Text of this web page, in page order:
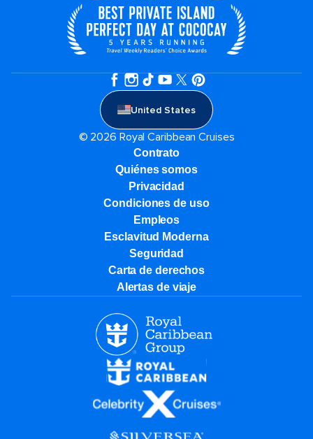
United States
© 2026 Royal Caribbean Cruises
Contrato
Quiénes somos
Privacidad
Condiciones de uso
Empleos
Esclavitud Moderna
Seguridad
Carta de derechos
Alertas de viaje